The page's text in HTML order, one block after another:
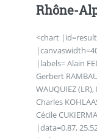
Rhône-
<chart |id=resultat1Tregional2015 |align=center
|labels= Alain
Gerbert
WAUQUIEZ
Charles
Cécile
|data=0.87,